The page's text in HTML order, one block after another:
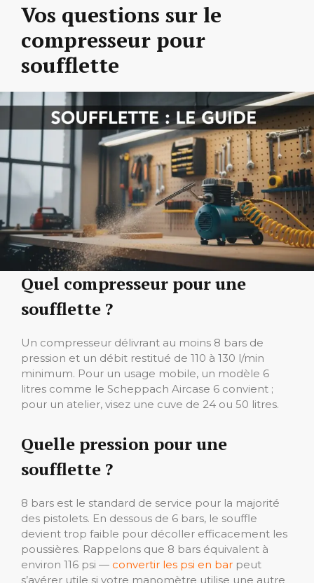
Vos questions sur le
compresseur pour
soufflette
Quel compresseur pour une
soufflette ?
Un compresseur délivrant au moins 8 bars de
pression et un débit restitué de 110 à 130 l/min
minimum. Pour un usage mobile, un modèle 6
litres comme le Scheppach Aircase 6 convient ;
pour un atelier, visez une cuve de 24 ou 50 litres.
Quelle pression pour une
soufflette ?
8 bars est le standard de service pour la majorité
des pistolets. En dessous de 6 bars, le souffle
devient trop faible pour décoller efficacement les
poussières. Rappelons que 8 bars équivalent à
environ 116 psi — convertir les psi en bar peut
s’avérer utile si votre manomètre utilise une autre